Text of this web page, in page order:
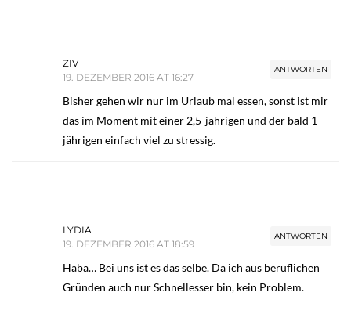
ANTWORTEN
ZIV
19. DEZEMBER 2016 AT 16:27
Bisher gehen wir nur im Urlaub mal essen, sonst ist mir
das im Moment mit einer 2,5-jährigen und der bald 1-
jährigen einfach viel zu stressig.
ANTWORTEN
LYDIA
19. DEZEMBER 2016 AT 18:59
Haba… Bei uns ist es das selbe. Da ich aus beruflichen
Gründen auch nur Schnellesser bin, kein Problem.